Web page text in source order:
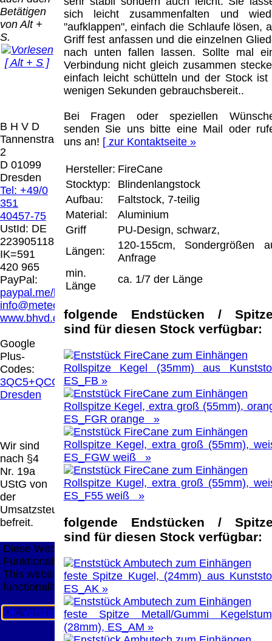
Betätigen
von Alt +
S.
[ Alt + S ]
B H V D
Tannenstrasse
2
D 01099
Dresden
Tel: +49/0
351
40457-75
UstId: DE
223905118
IK=591
420 965
PayPal:
paypal.me/blindenhilfsmittel
info@meteor.vision
www.bhvd.de
Google
Plus-
Codes:
3QC5+QCG
Dresden
Wir sind
nach §4
Nr. 19a
UStG von
der
Umsatzsteuer
befreit.
sich leicht zusammenfalten und
"aufklappen", einfach die Schlaufe lösen,
Griff fest anfassen und die einzelnen
nach unten fallen lassen. Sollte mal
Verbindung nicht gleich zusammen
einfach leicht schütteln und der Stock ist
wenigen Sekunden gebrauchsbereit..
Bei Fragen oder speziellen
senden Sie uns bitte eine Mail oder
uns an! [ zur Kontaktseite »
Hersteller: FireCane
Stocktyp:
Blindenlangstock
Aufbau:
Faltstock, 7-teilig
Material:
Aluminium
Griff
PU-Design, schwarz,
Längen:
120-155cm, Sondergrößen
Anfrage
min.
Länge
ca. 1/7 der Länge
folgende Endstücken /
sind für diesen Stock verfügbar:
Rollspitze Kegel (35mm) aus
ES_FB »
Rollspitze Kegel, extra groß (55mm),
ES_FGR orange »
Rollspitze Kegel, extra groß (55mm),
ES_FGW weiß »
Rollspitze Kugel, extra groß (55mm),
ES_F55 weiß »
folgende Endstücken /
sind für diesen Stock verfügbar:
feste Spitze Kugel, (24mm) aus
ES_AK »
feste Spitze Metall/Gummi
(28mm), ES_AM »
Der Versand erfolgt
als versichertes
Paket.
Selbstabholung
vom Büro oder
von
Ausstellungen:
0.00 €
Versandart
erhalten Sie per
Email z.B. einen
Lizenzschlüssel
und die
Rechnung /
Lieferschein. Sie
keinen
Datenträger
Die in diesem Dokument genannten
Warenzeichen sind Eigentum der jeweiligen
Firmen. Preisänderungen, Irrtümer und
technische Änderungen vorbehalten.
letzte Änderung: 10. März 2026 Blinden
Hilfsmittel Vertrieb Dresden,
Mit einem Urteil vom 12.05.1998 - 312 O
85/98 - Haftung für Links hat das Landgericht
Hamburg entschieden, dass man durch die
Anbringung eines Links, die Inhalte der
gelinkten Seite ggf. mit zu verantworten hat.
Dieses kann nur dadurch verhindert werden,
dass man sich ausdrücklich von diesen
Inhalten distanziert. Hiermit distanzieren wir
uns ausdrücklich von allen Inhalten, aller
gelinkten Seiten auf unserer Homepage und
machen uns diese Inhalte nicht zu eigen.
Diese Erklärung gilt für alle auf unserer
Homepage angebrachten Links.
Die Europäische Kommission stellt eine
Plattform zur Online-Streitbeilegung (OS)
bereit. Die Plattform finden Sie unter
http://ec.europa.eu/consumers/odr/
Unsere E-
Mailadresse lautet:info@meteor.vision
Seitenanfang Impressum AGB Widerruf
Datenschutz Urheberrechte Kontakt
Links
Katalog (PDF)
Sitemap
2026
Wir
[ 7592 ]
große Anzeige Schließen X
Diese Website nutzt Cookies, um bestmögliche
Funktionalität bieten zu können.
This website uses cookies to provide the best possible
functionality.
Ok, verstanden Mehr Infos